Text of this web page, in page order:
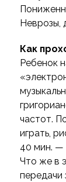
Неврозы,
Как
Ребенок
частот.
играть,
40 мин. —
Что же в
передачи